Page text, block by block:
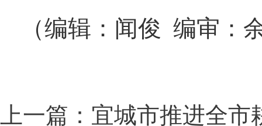
（编辑：闻俊 编审：
上一篇：宜城市推进全